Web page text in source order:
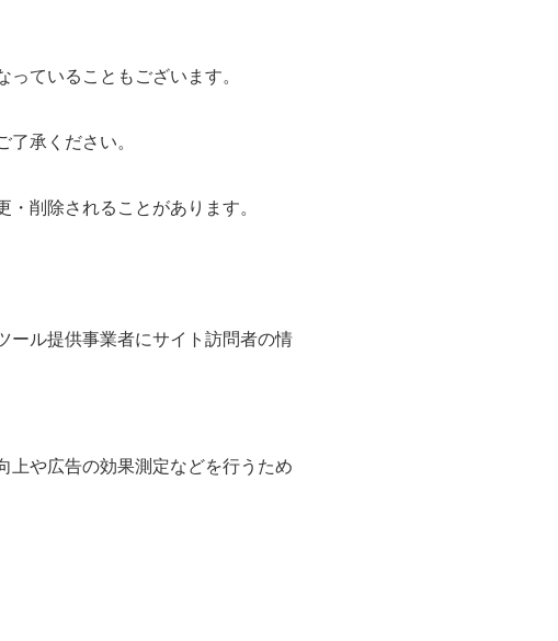
ていることもございます。
承ください。
削除されることがあります。
ール提供事業者にサイト訪問者の情
上や広告の効果測定などを行うため